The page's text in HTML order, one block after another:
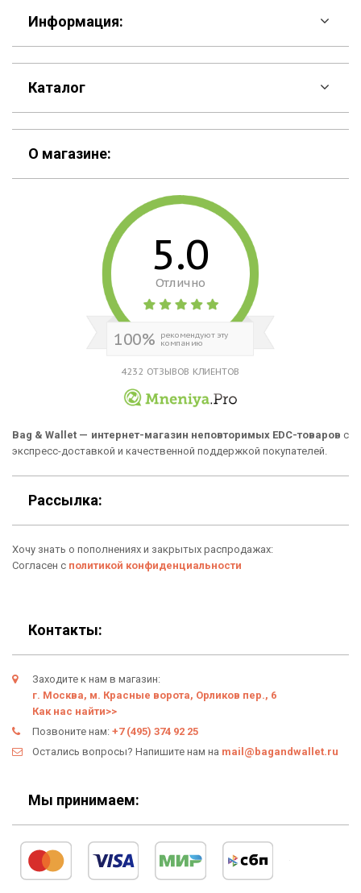
Информация:
F.A.Q
Контакты
Шоурум
Материалы
Способы оплаты
Подарочные сертификаты
Условия возврата
Оферта
Политика конфиденциальности
Личный кабинет
Каталог
Скидки
Кошельки
Для гаджетов
Аксессуары
Популярные товары
О магазине:
5.0
Отлично
100% рекомендуют эту
компанию
4232 ОТЗЫВОВ КЛИЕНТОВ
Bag & Wallet — интернет-магазин неповторимых EDC-товаров с
экспресс-доставкой и качественной поддержкой покупателей.
Рассылка:
Хочу знать о пополнениях и закрытых распродажах:
Согласен с политикой конфиденциальности
Контакты:
Заходите к нам в магазин:
г. Москва, м. Красные ворота, Орликов пер., 6
Как нас найти>>
Позвоните нам: +7 (495) 374 92 25
Остались вопросы? Напишите нам на mail@bagandwallet.ru
Мы принимаем: